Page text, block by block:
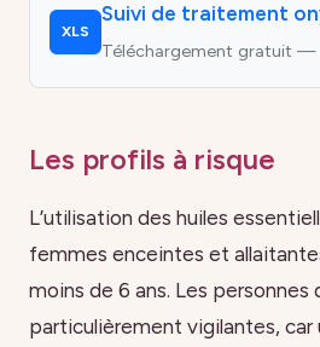
XLS
Suivi de traitement
Téléchargement gratuit —
Les profils à risque
L’utilisation des huiles
femmes enceintes et
moins de 6 ans. Les
particulièrement vigilantes,